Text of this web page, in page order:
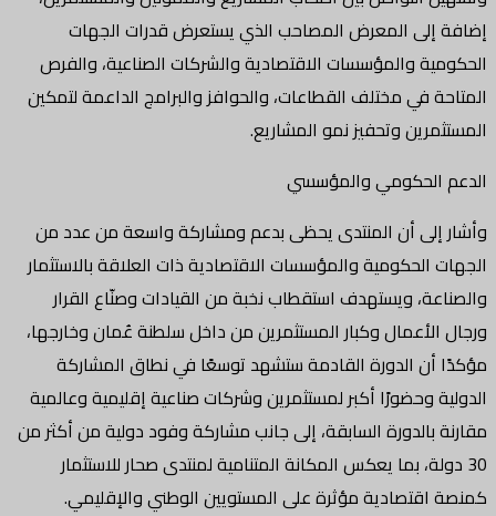
إضافة إلى المعرض المصاحب الذي يستعرض قدرات الجهات
الحكومية والمؤسسات الاقتصادية والشركات الصناعية، والفرص
المتاحة في مختلف القطاعات، والحوافز والبرامج الداعمة لتمكين
المستثمرين وتحفيز نمو المشاريع.
الدعم الحكومي والمؤسسي
وأشار إلى أن المنتدى يحظى بدعم ومشاركة واسعة من عدد من
الجهات الحكومية والمؤسسات الاقتصادية ذات العلاقة بالاستثمار
والصناعة، ويستهدف استقطاب نخبة من القيادات وصنّاع القرار
ورجال الأعمال وكبار المستثمرين من داخل سلطنة عُمان وخارجها،
مؤكدًا أن الدورة القادمة ستشهد توسعًا في نطاق المشاركة
الدولية وحضورًا أكبر لمستثمرين وشركات صناعية إقليمية وعالمية
مقارنة بالدورة السابقة، إلى جانب مشاركة وفود دولية من أكثر من
30 دولة، بما يعكس المكانة المتنامية لمنتدى صحار للاستثمار
كمنصة اقتصادية مؤثرة على المستويين الوطني والإقليمي.